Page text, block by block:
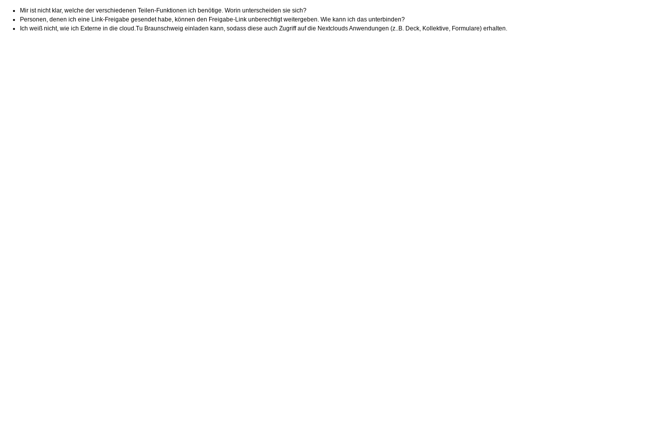
Mir ist nicht klar, welche der verschiedenen Teilen-Funktionen ich benötige. Worin unterscheiden sie sich?
Personen, denen ich eine Link-Freigabe gesendet habe, können den Freigabe-Link unberechtigt weitergeben. Wie kann ich das unterbinden?
Ich weiß nicht, wie ich Externe in die cloud.Tu Braunschweig einladen kann, sodass diese auch Zugriff auf die Nextclouds Anwendungen (z..B. Deck, Kollektive, Formulare) erhalten.